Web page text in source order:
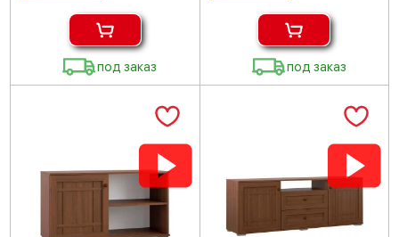
под заказ под заказ